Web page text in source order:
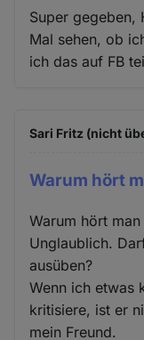
Super gegeben,
Mal sehen, ob
ich das auf FB
Sari Fritz (nicht
Warum hört
Warum hört
Unglaublich.
ausüben?
Wenn ich etwas
kritisiere, ist er
mein Freund.